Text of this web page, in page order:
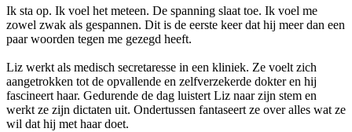
Ik sta op. Ik voel het meteen. De spanning slaat toe. Ik voel me
zowel zwak als gespannen. Dit is de eerste keer dat hij meer dan een
paar woorden tegen me gezegd heeft.
Liz werkt als medisch secretaresse in een kliniek. Ze voelt zich
aangetrokken tot de opvallende en zelfverzekerde dokter en hij
fascineert haar. Gedurende de dag luistert Liz naar zijn stem en
werkt ze zijn dictaten uit. Ondertussen fantaseert ze over alles wat ze
wil dat hij met haar doet.